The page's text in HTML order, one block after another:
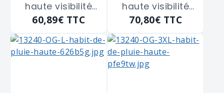
haute visibilité
jaune/marine fluo
SINGER "VILA05"
taille XXL
60,89€ TTC
haute visibilité
orange/marine
fluo polyuréthane
SINGER "VILO02"
taille M
70,80€ TTC